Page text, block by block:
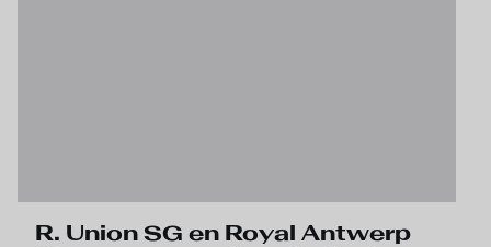
R. Union SG en Royal Antwerp